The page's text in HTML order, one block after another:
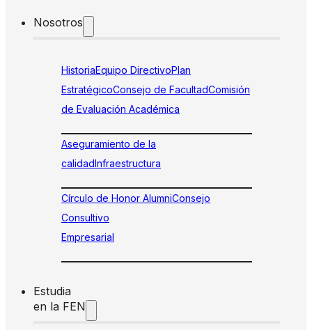
Nosotros
HistoriaEquipo DirectivoPlan
EstratégicoConsejo de FacultadComisión
de Evaluación Académica
Aseguramiento de la
calidadInfraestructura
Círculo de Honor AlumniConsejo
Consultivo
Empresarial
Estudia
en la FEN